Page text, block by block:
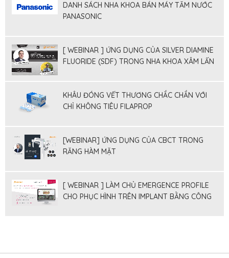
DANH SÁCH NHA KHOA BÁN MÁY TĂM NƯỚC
PANASONIC
[ WEBINAR ] ỨNG DỤNG CỦA SILVER DIAMINE
FLUORIDE (SDF) TRONG NHA KHOA XÂM LẤN
KHÂU ĐÓNG VẾT THƯƠNG CHẮC CHẮN VỚI
CHỈ KHÔNG TIÊU FILAPROP
[WEBINAR] ỨNG DỤNG CỦA CBCT TRONG
RĂNG HÀM MẶT
[ WEBINAR ] LÀM CHỦ EMERGENCE PROFILE
CHO PHỤC HÌNH TRÊN IMPLANT BẰNG CÔNG